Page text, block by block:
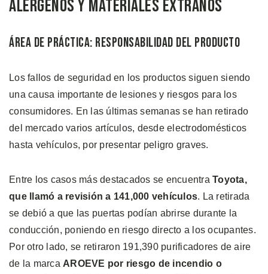
Alérgenos y Materiales Extraños
Área de Práctica: Responsabilidad del Producto
Los fallos de seguridad en los productos siguen siendo
una causa importante de lesiones y riesgos para los
consumidores. En las últimas semanas se han retirado
del mercado varios artículos, desde electrodomésticos
hasta vehículos, por presentar peligro graves.
Entre los casos más destacados se encuentra Toyota,
que llamó a revisión a 141,000 vehículos. La retirada
se debió a que las puertas podían abrirse durante la
conducción, poniendo en riesgo directo a los ocupantes.
Por otro lado, se retiraron 191,390 purificadores de aire
de la marca AROEVE por riesgo de incendio o